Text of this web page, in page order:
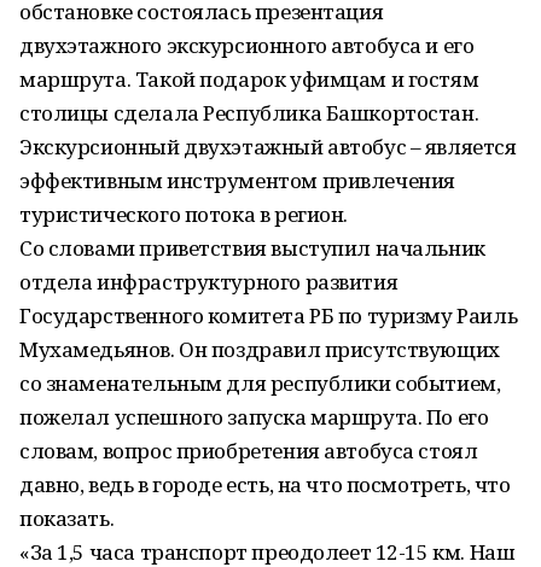
обстановке состоялась презентация
двухэтажного экскурсионного автобуса и его
маршрута. Такой подарок уфимцам и гостям
столицы сделала Республика Башкортостан.
Экскурсионный двухэтажный автобус – является
эффективным инструментом привлечения
туристического потока в регион.
Со словами приветствия выступил начальник
отдела инфраструктурного развития
Государственного комитета РБ по туризму Раиль
Мухамедьянов. Он поздравил присутствующих
со знаменательным для республики событием,
пожелал успешного запуска маршрута. По его
словам, вопрос приобретения автобуса стоял
давно, ведь в городе есть, на что посмотреть, что
показать.
«За 1,5 часа транспорт преодолеет 12-15 км. Наш